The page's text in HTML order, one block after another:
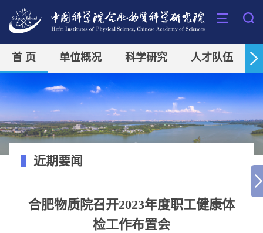
首 页 单位概况 科学研究 人才队伍
近期要闻
合肥物质院召开2023年度职工健康体
检工作布置会